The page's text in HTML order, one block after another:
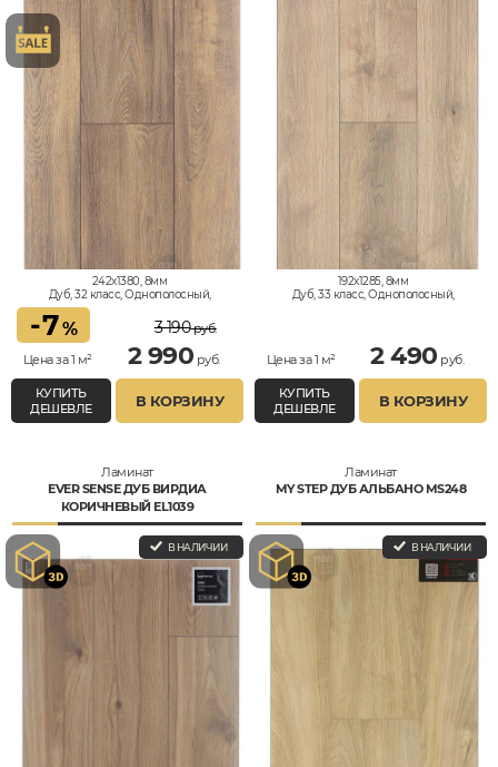
242x1380, 8мм
Дуб, 32 класс, Однополосный,
-7%
Цена за 1 м²
3 190руб.
2 990 руб.
КУПИТЬ
ДЕШЕВЛЕ
В КОРЗИНУ
192x1285, 8мм
Дуб, 33 класс, Однополосный,
Цена за 1 м² 2 490 руб.
КУПИТЬ
ДЕШЕВЛЕ
В КОРЗИНУ
Ламинат
EVER SENSE ДУБ ВИРДИА
КОРИЧНЕВЫЙ EL1039
В НАЛИЧИИ
Ламинат
MY STEP ДУБ АЛЬБАНО MS248
В НАЛИЧИИ